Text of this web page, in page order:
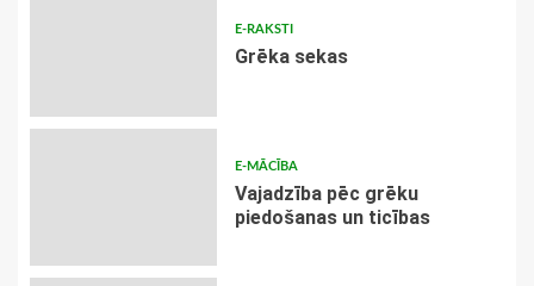
E-RAKSTI
Grēka sekas
E-MĀCĪBA
Vajadzība pēc grēku
piedošanas un ticības